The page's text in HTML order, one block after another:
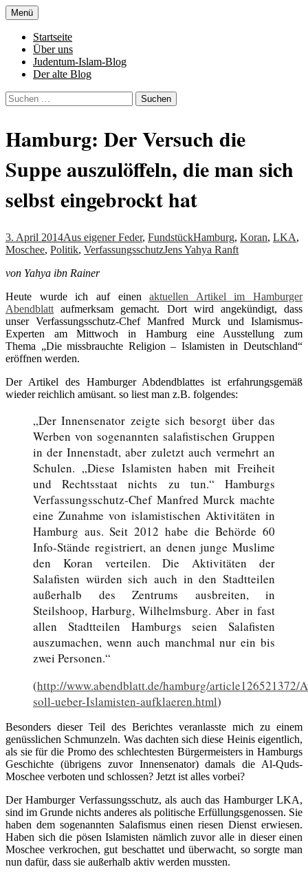
Zum
Inhalt
springen
Al-Adala.de
von allem
Menü
Startseite
Über uns
Judentum-Islam-Blog
Der alte Blog
Suchen
nach:
Hamburg: Der Versuch die
Suppe auszulöffeln, die man sich
selbst eingebrockt hat
3. April 2014Aus eigener Feder, FundstückHamburg, Koran, LKA,
Moschee, Politik, VerfassungsschutzJens Yahya Ranft
von Yahya ibn Rainer
Heute wurde ich auf einenaktuellen Artikel im Hamburger
Abendblatt aufmerksam gemacht. Dort wird angekündigt, dass
unser Verfassungsschutz-Chef Manfred Murck und Islamismus-
Experten am Mittwoch in Hamburg eine Ausstellung zum
Thema „Die missbrauchte Religion – Islamisten in Deutschland“
eröffnen werden.
Der Artikel des Hamburger Abdendblattes ist erfahrungsgemäß
wieder reichlich amüsant. so liest man z.B. folgendes:
„Der Innensenator zeigte sich besorgt über das
Werben von sogenannten salafistischen Gruppen
in der Innenstadt, aber zuletzt auch vermehrt an
Schulen. „Diese Islamisten haben mit Freiheit
und Rechtsstaat nichts zu tun.“ Hamburgs
Verfassungsschutz-Chef Manfred Murck machte
eine Zunahme von islamistischen Aktivitäten in
Hamburg aus. Seit 2012 habe die Behörde 60
Info-Stände registriert, an denen junge Muslime
den Koran verteilen. Die Aktivitäten der
Salafisten würden sich auch in den Stadtteilen
außerhalb des Zentrums ausbreiten, in
Steilshoop, Harburg, Wilhelmsburg. Aber in fast
allen Stadtteilen Hamburgs seien Salafisten
auszumachen, wenn auch manchmal nur ein bis
zwei Personen.“
(http://www.abendblatt.de/hamburg/article126521372/
soll-ueber-Islamisten-aufklaeren.html)
Besonders dieser Teil des Berichtes veranlasste mich zu einem
genüsslichen Schmunzeln. Was dachten sich diese Heinis eigentlich,
als sie für die Promo des schlechtesten Bürgermeisters in Hamburgs
Geschichte (übrigens zuvor Innensenator) damals die Al-Quds-
Moschee verboten und schlossen? Jetzt ist alles vorbei?
Der Hamburger Verfassungsschutz, als auch das Hamburger LKA,
sind im Grunde nichts anderes als politische Erfüllungsgenossen. Sie
haben dem sogenannten Salafismus einen riesen Dienst erwiesen.
Haben sich die pösen Islamisten nämlich zuvor alle in dieser einen
Moschee verkrochen, gut beschattet und überwacht, so sorgte man
nun dafür, dass sie außerhalb aktiv werden mussten.